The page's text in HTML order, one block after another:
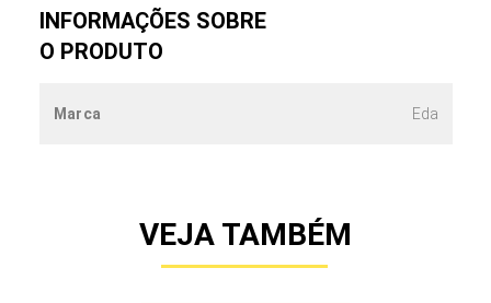
INFORMAÇÕES SOBRE
O PRODUTO
Marca Eda
VEJA TAMBÉM